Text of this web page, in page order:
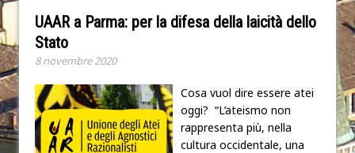
UAAR a Parma: per la difesa della laicità dello
Stato
8 novembre 2020
Cosa vuol dire essere atei
oggi? “L’ateismo non
rappresenta più, nella
cultura occidentale, una